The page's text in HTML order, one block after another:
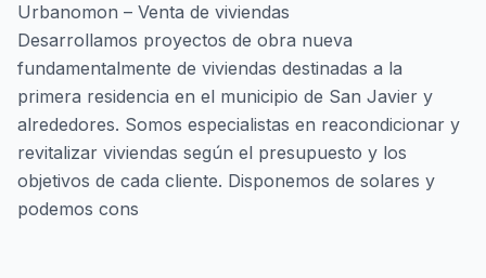
Urbanomon – Venta de viviendas
Desarrollamos proyectos de obra nueva
fundamentalmente de viviendas destinadas a la
primera residencia en el municipio de San Javier y
alrededores. Somos especialistas en reacondicionar y
revitalizar viviendas según el presupuesto y los
objetivos de cada cliente. Disponemos de solares y
podemos cons